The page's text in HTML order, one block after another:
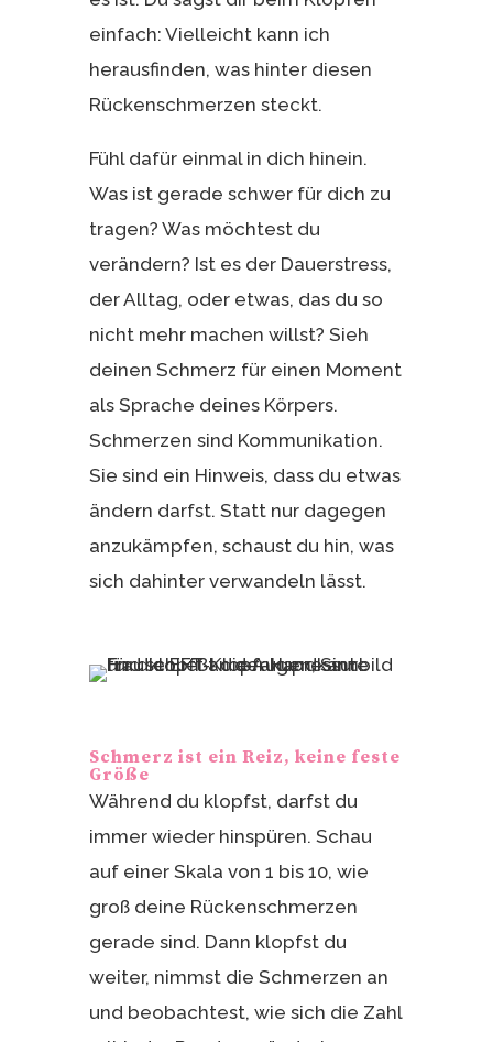
einfach: Vielleicht kann ich
herausfinden, was hinter diesen
Rückenschmerzen steckt.
Fühl dafür einmal in dich hinein.
Was ist gerade schwer für dich zu
tragen? Was möchtest du
verändern? Ist es der Dauerstress,
der Alltag, oder etwas, das du so
nicht mehr machen willst? Sieh
deinen Schmerz für einen Moment
als Sprache deines Körpers.
Schmerzen sind Kommunikation.
Sie sind ein Hinweis, dass du etwas
ändern darfst. Statt nur dagegen
anzukämpfen, schaust du hin, was
sich dahinter verwandeln lässt.
Schmerz ist ein Reiz, keine feste
Größe
Während du klopfst, darfst du
immer wieder hinspüren. Schau
auf einer Skala von 1 bis 10, wie
groß deine Rückenschmerzen
gerade sind. Dann klopfst du
weiter, nimmst die Schmerzen an
und beobachtest, wie sich die Zahl